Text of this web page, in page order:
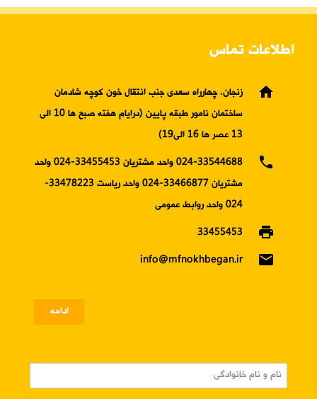
اطلاعات تماس
home
زنجان، چهارراه سعدی جنب انتقال خون کوچه شادمان
ساختمان نامور طبقه پایین (درایام هفته صبح ها 10 الی
13 عصر ها 16 الی19)
phone
024-33544688 واحد مشتریان 33455453-024 واحد
مشتریان 33466877-024 واحد ریاست 33478223-
024 واحد روابط عمومی
print
33455453
email
info@mfnokhbegan.ir
ادامه